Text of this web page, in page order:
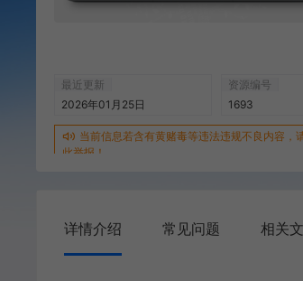
最近更新
2026年01月25日
资源编号
1693
当前信息若含有黄赌毒等违法违规不良内容，
此举报！
详情介绍 常见问题 相关